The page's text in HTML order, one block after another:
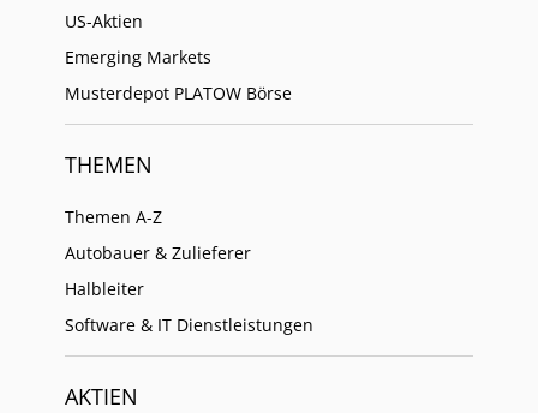
US-Aktien
Emerging Markets
Musterdepot PLATOW Börse
THEMEN
Themen A-Z
Autobauer & Zulieferer
Halbleiter
Software & IT Dienstleistungen
AKTIEN